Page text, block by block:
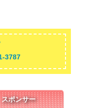
3787
スポンサー